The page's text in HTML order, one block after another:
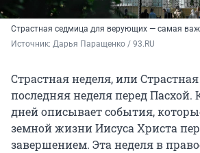
Страстная седмица для верующих — самая
Источник: Дарья Паращенко / 93.RU
Страстная неделя, или
последняя неделя перед
дней описывает события,
земной жизни Иисуса Христа
завершением. Эта неделя в